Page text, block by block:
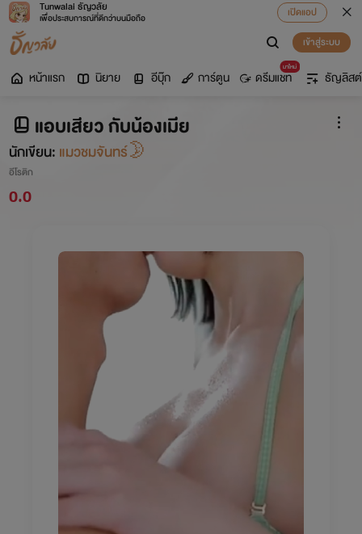
Tunwalai ธัญวลัย
เพื่อประสบการณ์ที่ดีกว่าบนมือถือ
เปิดแอป
เข้าสู่ระบบ
หน้าแรก นิยาย อีบุ๊ก การ์ตูน
มาใหม่
ดรีมแชท ธัญลิสต์
แอบเสียว กับน้องเมีย
นักเขียน: แมวชมจันทร์🌛
อีโรติก
0.0